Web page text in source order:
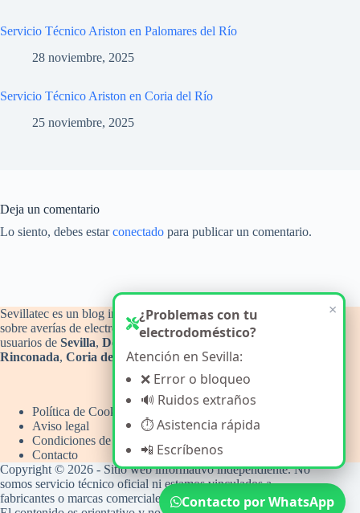
Servicio Técnico Ariston en Palomares del Río
28 noviembre, 2025
Servicio Técnico Ariston en Coria del Río
25 noviembre, 2025
Deja un comentario
Lo siento, debes estarconectado para publicar un comentario.
Sevillatec es un blog informativo y de orientación técnica
sobre averías de electrodomésticos del hogar, con atención a
usuarios de Sevilla, Dos Hermanas
Rinconada, Coria del RíoyCamas.
Política de Cookies
Aviso legal
Condiciones de uso
Contacto
Copyright © 2026 - Sitio web informativo independiente. No
somos servicio técnico oficial ni estamos vinculados a
fabricantes o marcas comerciales.
×
¿Problemas con tu
electrodoméstico?
Atención en Sevilla:
❌ Error o bloqueo
🔊 Ruidos extraños
⏱️ Asistencia rápida
📲 Escríbenos
Contacto por WhatsApp